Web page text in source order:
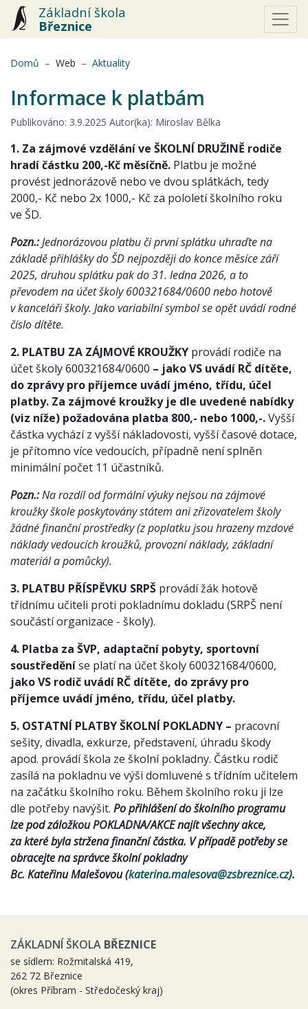
Základní škola
Březnice
Domů Web Aktuality(aktuální)
Informace k platbám
Publikováno: 3.9.2025 Autor(ka): Miroslav Bělka
1. Za zájmové vzdělání ve ŠKOLNÍ DRUŽINĚ rodiče
hradí částku 200,-Kč měsíčně. Platbu je možné
provést jednorázově nebo ve dvou splátkách, tedy
2000,- Kč nebo 2x 1000,- Kč za pololetí školního roku
ve ŠD.
Pozn.:Jednorázovou platbu či první splátku uhraďte na
základě přihlášky do ŠD nejpozději do konce měsíce září
2025, druhou splátku pak do 31. ledna 2026, a to
převodem na účet školy 600321684/0600 nebo hotově
v kanceláři školy. Jako variabilní symbol se opět uvádí rodné
číslo dítěte.
2. PLATBU ZA ZÁJMOVÉ KROUŽKY provádí rodiče na
účet školy 600321684/0600 – jako VS uvádí RČ dítěte,
do zprávy pro příjemce uvádí jméno, třídu, účel
platby. Za zájmové kroužky je dle uvedené nabídky
(viz níže) požadována platba 800,- nebo 1000,-.Vyšší
částka vychází z vyšší nákladovosti, vyšší časové dotace,
je přítomno více vedoucích, případně není splněn
minimální počet 11 účastníků.
Pozn.:Na rozdíl od formální výuky nejsou na zájmové
kroužky škole poskytovány státem ani zřizovatelem školy
žádné finanční prostředky (z poplatku jsou hrazeny mzdové
náklady vedoucích kroužků, provozní náklady, základní
materiál a pomůcky).
3. PLATBU PŘÍSPĚVKU SRPŠ provádí žák hotově
třídnímu učiteli proti pokladnímu dokladu (SRPŠ není
součástí organizace - školy).
4. Platba za ŠVP, adaptační pobyty, sportovní
soustředěníse platí na účet školy 600321684/0600,
jako VS rodič uvádí RČ dítěte, do zprávy pro
příjemce uvádí jméno, třídu, účel platby.
5. OSTATNÍ PLATBY ŠKOLNÍ POKLADNY – pracovní
sešity, divadla, exkurze, představení, úhradu škody
apod. provádí škola ze školní pokladny. Částku rodič
zasílá na pokladnu ve výši domluvené s třídním učitelem
na začátku školního roku. Během školního roku ji lze
dle potřeby navýšit. Po přihlášení do školního programu
lze pod záložkou POKLADNA/AKCE najít všechny akce,
za které byla stržena finanční částka. V případě potřeby se
obracejte na správce školní pokladny
Bc. Kateřinu Malešovou (katerina.malesova@zsbreznice.cz).
ZÁKLADNÍ ŠKOLA BŘEZNICE
se sídlem: Rožmitalská 419,
262 72 Březnice
(okres Příbram - Středočeský kraj)